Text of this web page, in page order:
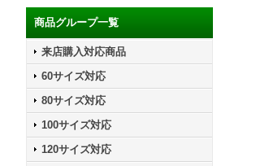
商品グループ一覧
来店購入対応商品
60サイズ対応
80サイズ対応
100サイズ対応
120サイズ対応